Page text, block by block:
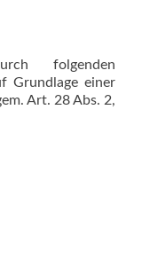
folgenden
Grundlage einer
Art. 28 Abs. 2,